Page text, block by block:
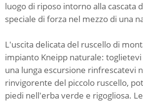
luogo di riposo intorno alla cascata
speciale di forza nel mezzo di una
L'uscita delicata del ruscello di
impianto Kneipp naturale:
una lunga escursione rinfrescatevi
rinvigorente del piccolo ruscello,
piedi nell'erba verde e rigogliosa.